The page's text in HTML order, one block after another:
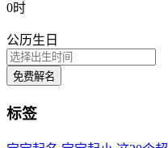
0时
公历生日
免费解名
标签